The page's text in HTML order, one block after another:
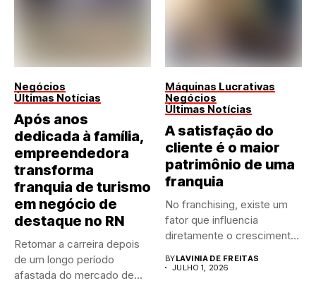
Negócios
Últimas Notícias
Após anos
dedicada à família,
empreendedora
transforma
franquia de turismo
em negócio de
destaque no RN
Retomar a carreira depois
de um longo período
afastada do mercado de...
Máquinas Lucrativas
Negócios
Últimas Notícias
A satisfação do
cliente é o maior
patrimônio de uma
franquia
No franchising, existe um
fator que influencia
diretamente o crescimento
BYLAVINIA DE FREITAS
JULHO 1, 2026